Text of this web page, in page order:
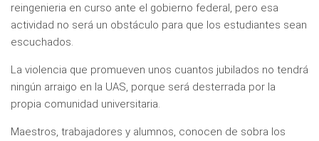
reingenieria en curso ante el gobierno federal, pero esa
actividad no será un obstáculo para que los estudiantes sean
escuchados.
La violencia que promueven unos cuantos jubilados no tendrá
ningún arraigo en la UAS, porque será desterrada por la
propia comunidad universitaria.
Maestros, trabajadores y alumnos, conocen de sobra los